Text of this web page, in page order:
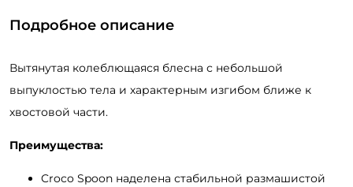
Подробное описание
Вытянутая колеблющаяся блесна с небольшой
выпуклостью тела и характерным изгибом ближе к
хвостовой части.
Преимущества:
Croco Spoon наделена стабильной размашистой